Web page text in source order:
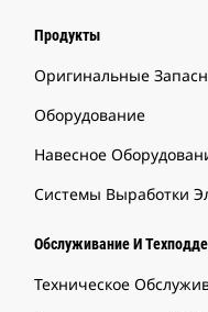
Продукты
Оригинальные
Оборудование
Навесное
Системы Выработки
Обслуживание И
Техническое